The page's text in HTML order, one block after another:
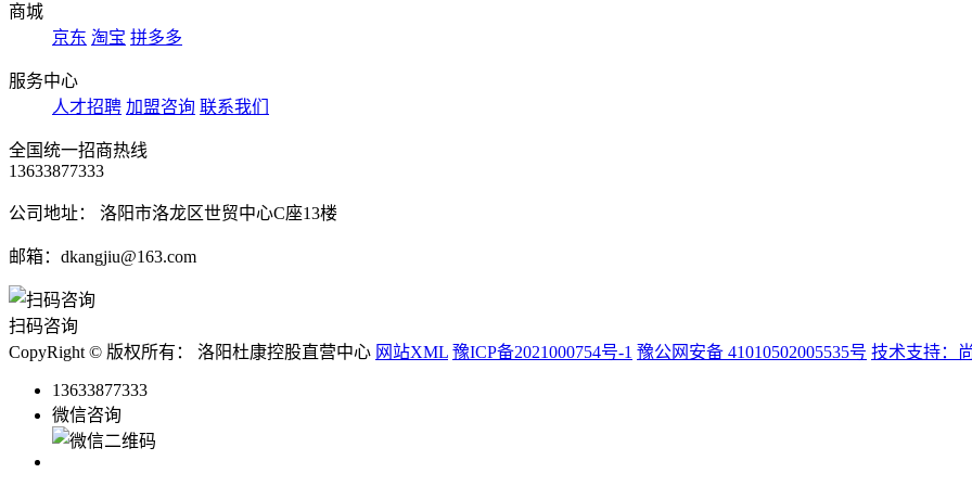
商城
京东 淘宝 拼多多
服务中心
人才招聘 加盟咨询 联系我们
全国统一招商热线
13633877333
公司地址： 洛阳市洛龙区世贸中心C座13楼
邮箱：dkangjiu@163.com
扫码咨询
CopyRight © 版权所有： 洛阳杜康控股直营中心 网站XML 豫ICP备2021000754号-1 豫公网安备 41010502005535号 技术支持：
13633877333
微信咨询